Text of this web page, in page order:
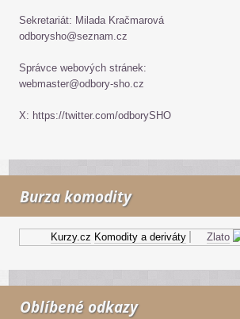
Sekretariát: Milada Kračmarová
odborysho@seznam.cz
Správce webových stránek:
webmaster@odbory-sho.cz
X: https://twitter.com/odborySHO
Burza komodity
Kurzy.cz Komodity a deriváty Zlato
Oblíbené odkazy